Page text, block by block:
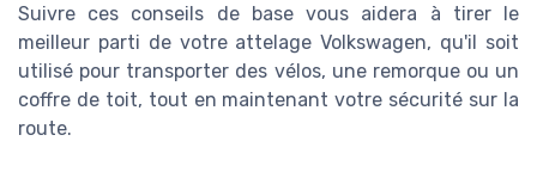
Suivre ces conseils de base vous aidera à tirer le
meilleur parti de votre attelage Volkswagen, qu'il soit
utilisé pour transporter des vélos, une remorque ou un
coffre de toit, tout en maintenant votre sécurité sur la
route.